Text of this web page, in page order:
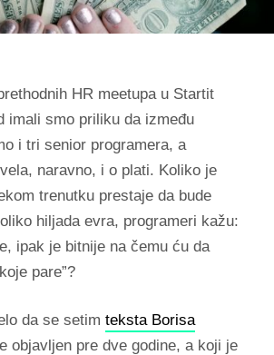
HR meetupa u Startit
imali smo priliku da između
i tri senior programera, a
naravno, i o plati. Koliko je
trenutku prestaje da bude
hiljada evra, programeri kažu:
ipak je bitnije na čemu ću da
pare”?
da se setim teksta Borisa
objavljen pre dve godine, a koji je